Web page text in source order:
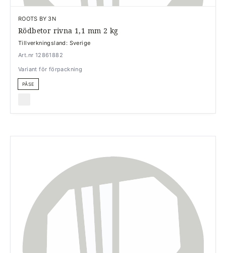
ROOTS BY 3N
Rödbetor rivna 1,1 mm 2 kg
Tillverkningsland: Sverige
Art.nr 12861882
Variant för förpackning
PÅSE